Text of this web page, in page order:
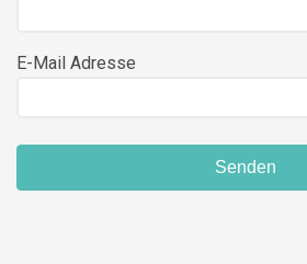
E-Mail Adresse
Senden